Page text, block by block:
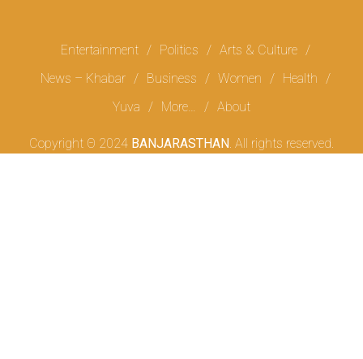
Entertainment Politics
Arts & Culture
News – Khabar
Business Women
Health
Yuva
More… About
Copyright Θ 2024 BANJARASTHAN. All rights reserved.